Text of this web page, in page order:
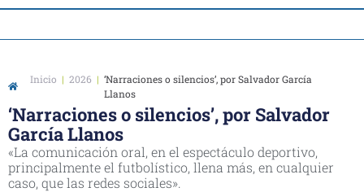
Inicio | 2026 | ‘Narraciones o silencios’, por Salvador García
Llanos
‘Narraciones o silencios’, por Salvador
García Llanos
«La comunicación oral, en el espectáculo deportivo,
principalmente el futbolístico, llena más, en cualquier
caso, que las redes sociales».